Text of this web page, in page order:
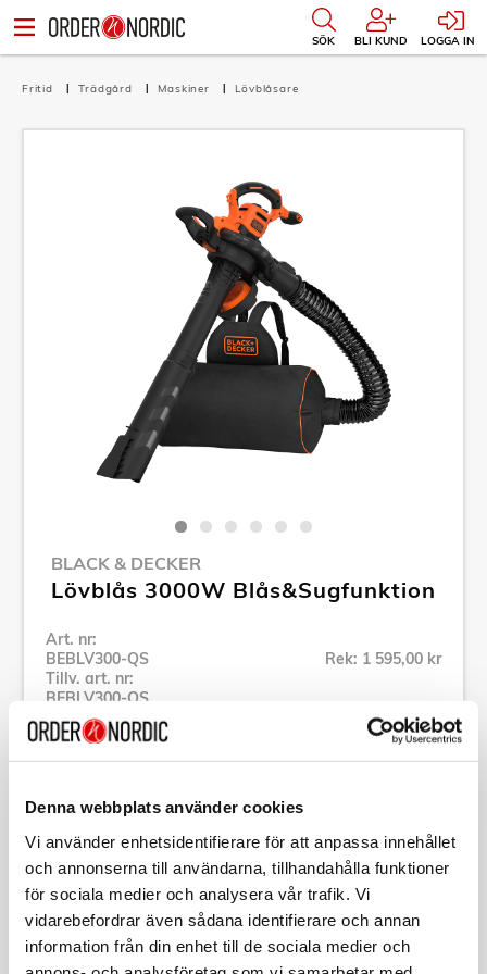
Denna webbplats använder cookies
Vi använder enhetsidentifierare för att anpassa innehållet
och annonserna till användarna, tillhandahålla funktioner
för sociala medier och analysera vår trafik. Vi
vidarebefordrar även sådana identifierare och annan
information från din enhet till de sociala medier och
SÖK BLI KUND LOGGA IN
Fritid Trädgård Maskiner Lövblåsare
BLACK & DECKER
Lövblås 3000W Blås&Sugfunktion
Art. nr:
BEBLV300-QS
Tillv. art. nr:
BEBLV300-QS
Rek: 1 595,00 kr
Se alla produkter inom Black & Decker
Specifikation
Beskrivning
Art. nr:BEBLV300-QS